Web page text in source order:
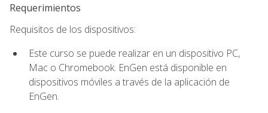
Requerimientos
Requisitos de los dispositivos:
Este curso se puede realizar en un dispositivo PC,
Mac o Chromebook. EnGen está disponible en
dispositivos móviles a través de la aplicación de
EnGen.